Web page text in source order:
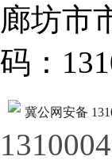
廊坊市
码：
冀公网安备